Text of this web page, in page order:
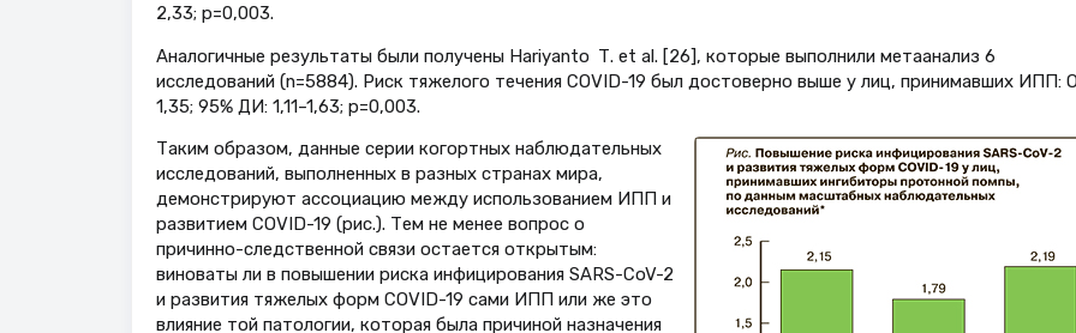
2,33; p=0,003.
Аналогичные результаты были получены Hari­yanto Т. et al. [26], которые выполнили метаанализ 6
исследований (n=5884). Риск тяжелого течения COVID-19 был достоверно выше у лиц, принимавших ИПП:
1,35; 95% ДИ: 1,11–1,63; p=0,003.
Таким образом, данные серии когортных наблюдательных
исследований, выполненных в разных странах мира,
демонстрируют ассоциацию между использованием ИПП и
развитием COVID-19 (рис.). Тем не менее вопрос о
причинно-следственной связи остается открытым:
виноваты ли в повышении риска инфицирования SARS-CoV-2
и развития тяжелых форм COVID-19 сами ИПП или же это
влияние той патологии, которая была причиной назначения